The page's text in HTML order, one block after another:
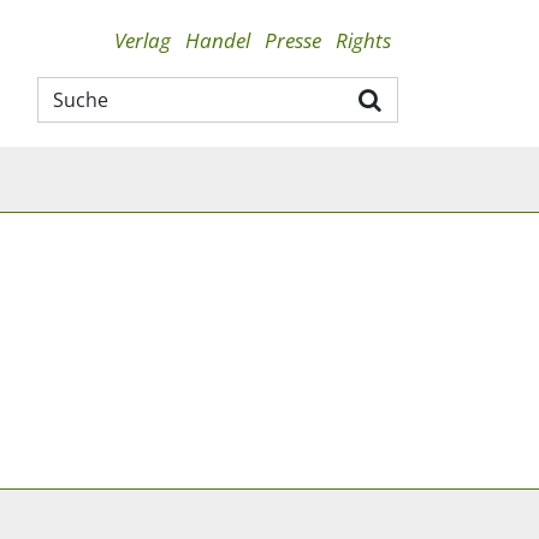
Verlag Handel Presse Rights